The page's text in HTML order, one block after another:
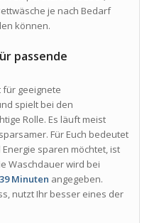
je nach Bedarf
können.
passende
geeignete
spielt bei den
Rolle. Es läuft meist
Für Euch bedeutet
sparen möchtet, ist
Waschdauer wird bei
Minuten angegeben.
nutzt Ihr besser eines der